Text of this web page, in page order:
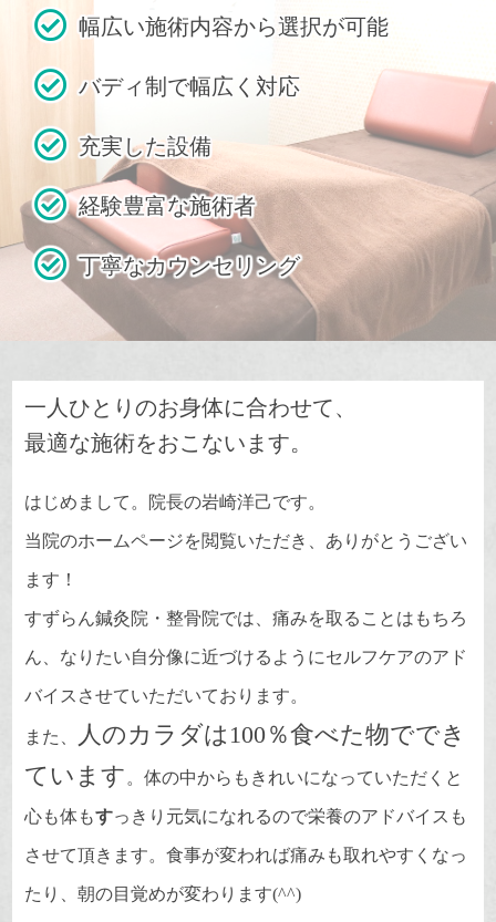
幅広い施術内容から選択が可能
バディ制で幅広く対応
充実した設備
経験豊富な施術者
丁寧なカウンセリング
一人ひとりのお身体に合わせて、
最適な施術をおこないます。
はじめまして。院長の岩崎洋己です。
当院のホームページを閲覧いただき、ありがとうござい
ます！
すずらん鍼灸院・整骨院では、痛みを取ることはもちろ
ん、なりたい自分像に近づけるようにセルフケアのアド
バイスさせていただいております。
また、
人のカラダは100％食べた物ででき
ています。体の中からもきれいになっていただくと
心も体もすっきり元気になれるので栄養のアドバイスも
させて頂きます。食事が変われば痛みも取れやすくなっ
たり、朝の目覚めが変わります(^^)